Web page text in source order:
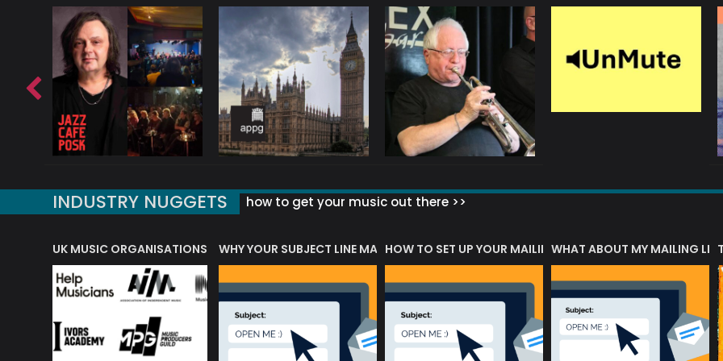
INDUSTRY NUGGETS how to get your music out there >>
OF MUSIC ACRONYMS?
UK MUSIC ORGANISATIONS WHY YOUR SUBJECT LINE MATTERS?HOW TO SET UP YOUR MAILING LISTWHAT ABOUT MY MAILING